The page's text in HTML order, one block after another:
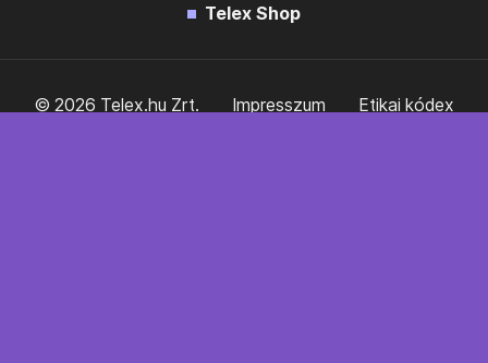
Telex Shop
© 2026 Telex.hu Zrt. Impresszum Etikai kódex